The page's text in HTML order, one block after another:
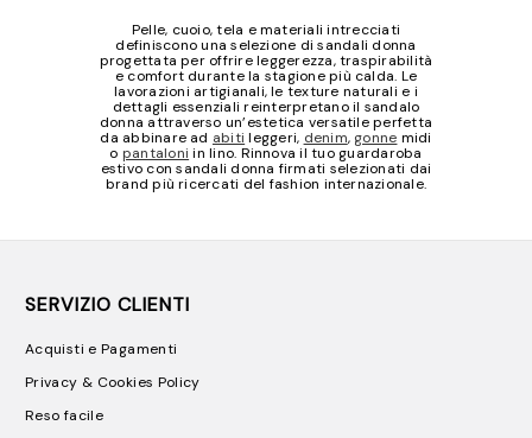
Pelle, cuoio, tela e materiali intrecciati
definiscono una selezione di sandali donna
progettata per offrire leggerezza, traspirabilità
e comfort durante la stagione più calda. Le
lavorazioni artigianali, le texture naturali e i
dettagli essenziali reinterpretano il sandalo
donna attraverso un’estetica versatile perfetta
da abbinare ad abiti leggeri, denim, gonne midi
o pantaloni in lino. Rinnova il tuo guardaroba
estivo con sandali donna firmati selezionati dai
brand più ricercati del fashion internazionale.
SERVIZIO CLIENTI
Acquisti e Pagamenti
Privacy & Cookies Policy
Reso facile